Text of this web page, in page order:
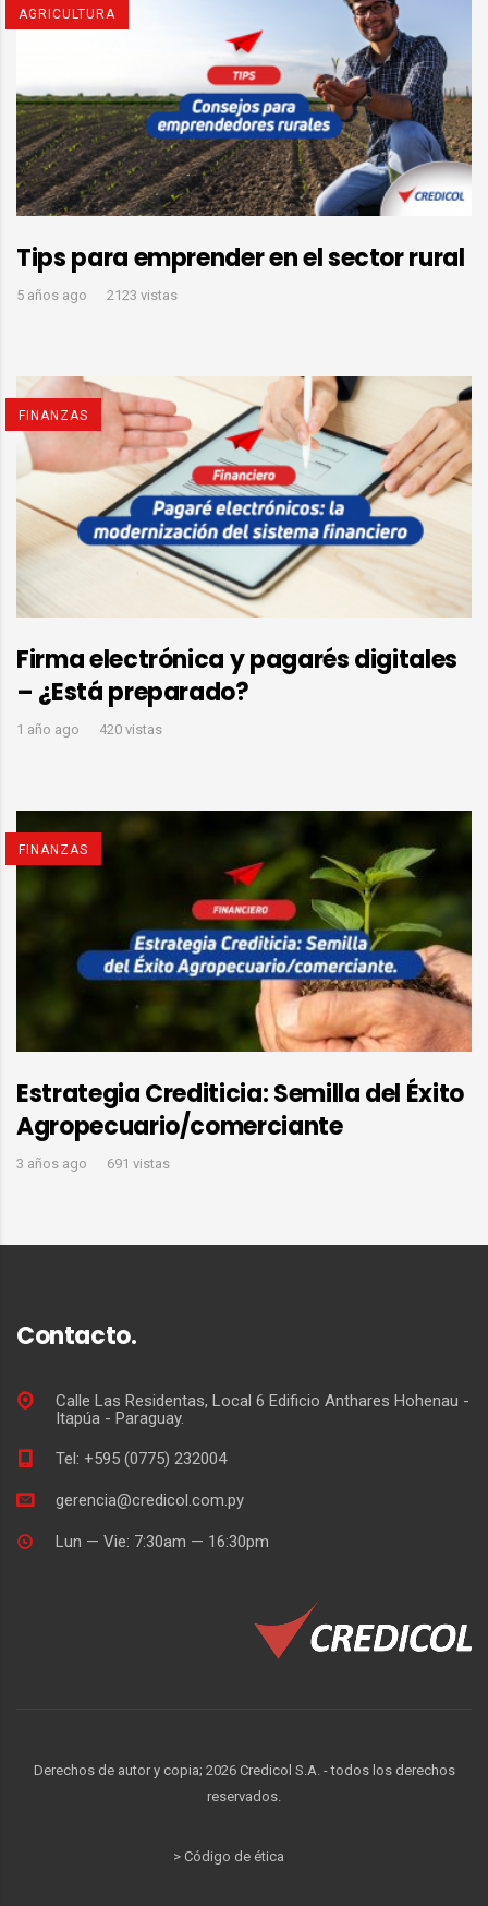
AGRICULTURA
Tips para emprender en el sector rural
5 años ago 2123 vistas
FINANZAS
Firma electrónica y pagarés digitales
– ¿Está preparado?
1 año ago 420 vistas
FINANZAS
Estrategia Crediticia: Semilla del Éxito
Agropecuario/comerciante
3 años ago 691 vistas
Contacto.
Calle Las Residentas, Local 6 Edificio Anthares Hohenau -
Itapúa - Paraguay.
Tel: +595 (0775) 232004
gerencia@credicol.com.py
Lun — Vie: 7:30am — 16:30pm
Derechos de autor y copia; 2026 Credicol S.A. - todos los derechos
reservados.
> Código de ética